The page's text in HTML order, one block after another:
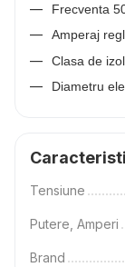
Frecventa
Amperaj
Clasa de
Diametru
Tensiune
Putere, Amperi
Brand